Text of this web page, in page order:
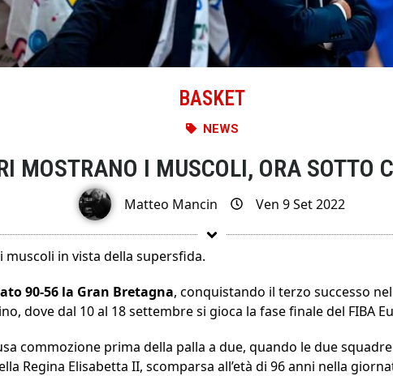
BASKET
NEWS
MOSTRANO I MUSCOLI, ORA SOTTO
Matteo Mancin Ven 9 Set 2022
in vista della supersfida.
90-56 la Gran Bretagna, conquistando il terzo successo
dove dal 10 al 18 settembre si gioca la fase finale del FIBA
commozione prima della palla a due, quando le due
Regina Elisabetta II, scomparsa all’età di 96 anni nella